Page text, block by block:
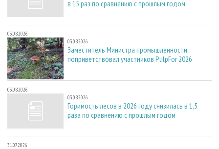
в 15 раз по сравнению с прошлым годом
03.08.2026
03.08.2026
Заместитель Министра промышленности
поприветствовал участников PulpFor 2026
03.08.2026
03.08.2026
Горимость лесов в 2026 году снизилась в 1,5
раза по сравнению с прошлым годом
31.07.2026